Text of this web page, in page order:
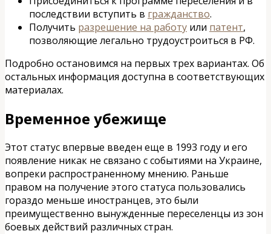
последствии вступить в гражданство.
Получить разрешение на работу или патент,
позволяющие легально трудоустроиться в РФ.
Подробно остановимся на первых трех вариантах. Об
остальных информация доступна в соответствующих
материалах.
Временное убежище
Этот статус впервые введен еще в 1993 году и его
появление никак не связано с событиями на Украине,
вопреки распространенному мнению. Раньше
правом на получение этого статуса пользовались
гораздо меньше иностранцев, это были
преимущественно вынужденные переселенцы из зон
боевых действий различных стран.